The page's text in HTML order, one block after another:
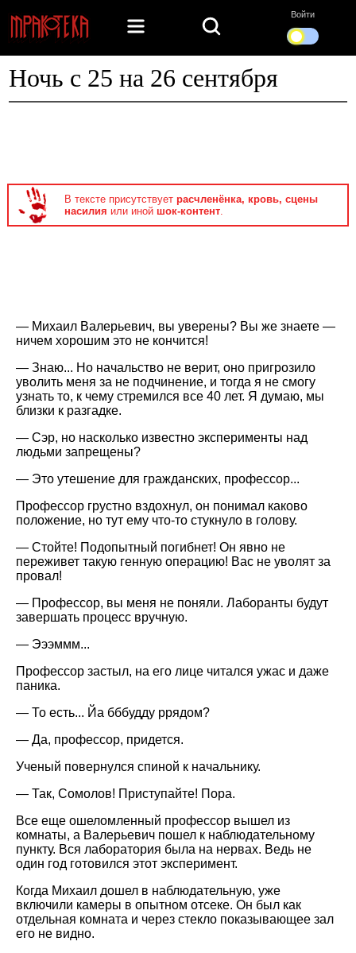
Войти
Ночь с 25 на 26 сентября
В тексте присутствуетрасчленёнка, кровь, сцены
насилия или иной шок-контент.
— Михаил Валерьевич, вы уверены? Вы же знаете —
ничем хорошим это не кончится!
— Знаю... Но начальство не верит, оно пригрозило
уволить меня за не подчинение, и тогда я не смогу
узнать то, к чему стремился все 40 лет. Я думаю, мы
близки к разгадке.
— Сэр, но насколько известно эксперименты над
людьми запрещены?
— Это утешение для гражданских, профессор...
Профессор грустно вздохнул, он понимал каково
положение, но тут ему что-то стукнуло в голову.
— Стойте! Подопытный погибнет! Он явно не
переживет такую генную операцию! Вас не уволят за
провал!
— Профессор, вы меня не поняли. Лаборанты будут
завершать процесс вручную.
— Эээммм...
Профессор застыл, на его лице читался ужас и даже
паника.
— То есть... Йа бббудду ррядом?
— Да, профессор, придется.
Ученый повернулся спиной к начальнику.
— Так, Сомолов! Приступайте! Пора.
Все еще ошеломленный профессор вышел из
комнаты, а Валерьевич пошел к наблюдательному
пункту. Вся лаборатория была на нервах. Ведь не
один год готовился этот эксперимент.
Когда Михаил дошел в наблюдательную, уже
включили камеры в опытном отсеке. Он был как
отдельная комната и через стекло показывающее зал
его не видно.